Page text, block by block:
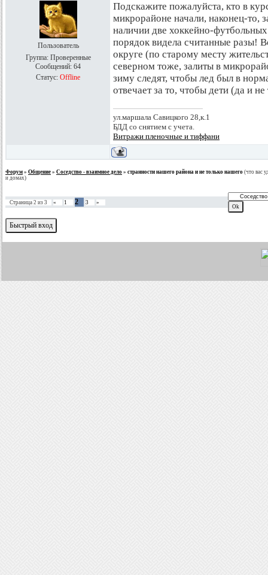
Пользователь
Группа: Проверенные
Сообщений: 64
Статус: Offline
Подскажите пожалуйста, кто в
микрорайоне начали, наконец-то,
наличии две хоккейно-
порядок видела считанные разы!
округе (по старому месту
северном тоже, залиты в
зиму следят, чтобы лед был в
отвечает за то, чтобы дети (да и
ул.маршала Савицкого 28,к.1
БДД со снятием с учета.
Витражи пленочные и тиффани
Форум » Общение » Соседство - взаимное дело » странности нашего района и не только нашего (что вас
и домах)
Страница 2 из 3 « 1 2 3 »